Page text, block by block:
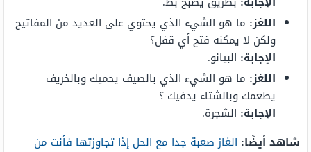
اللغز: ما هو الشيء الذي يحتوي على العديد من المفاتيح
ولكن لا يمكنه فتح أي قفل؟
الإجابة: البيانو.
اللغز: ما هو الشيء الذي بالصيف يحميك وبالخريف
يطعمك وبالشتاء يدفيك ؟
الإجابة: الشجرة.
شاهد أيضًا: الغاز صعبة جدا مع الحل إذا تجاوزتها فأنت من